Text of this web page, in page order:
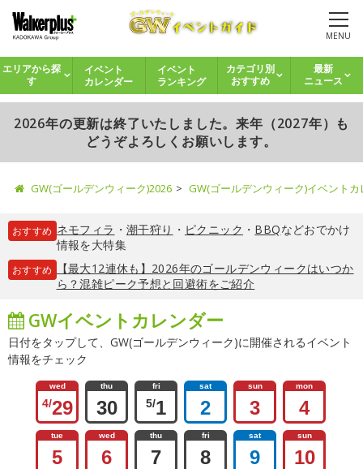
MENU
エリアから探
す
イベント
カレンダー
イベント
ランキング
カテゴリ別
おすすめ
最新
ニュース
2026年の更新は終了いたしました。来年（2027年）も
どうぞよろしくお願いします。
GW(ゴールデンウィーク)2026 GW(ゴールデンウィーク)イベント
おすすめ ネモフィラ ・ 潮干狩り ・ ピクニック ・ BBQなどおでかけ
情報を大特集
おすすめ
【最大12連休も】2026年のゴールデンウィークはいつか
ら？混雑ピーク予想と回避術をご紹介
GWイベントカレンダー
日付をタップして、GW(ゴールデンウィーク)に開催されるイベント
情報をチェック
wed
4/29
thu
30
fri
5/1
sat
2
sun
3
mon
4
tue
5
wed
6
thu
7
fri
8
sat
9
sun
10